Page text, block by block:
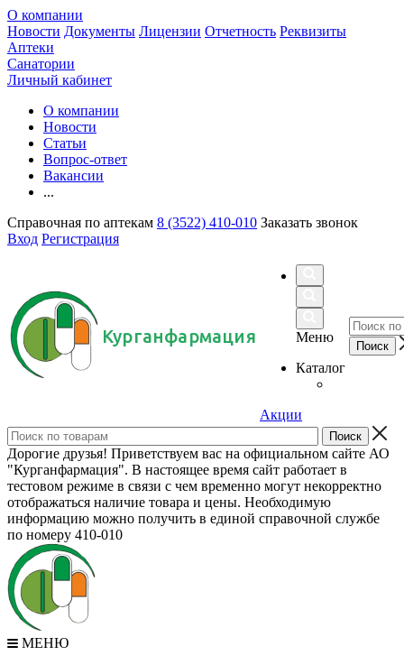
О компании
Новости Документы Лицензии Отчетность Реквизиты
Аптеки
Санатории
Личный кабинет
О компании
Новости
Статьи
Вопрос-ответ
Вакансии
...
Справочная по аптекам 8 (3522) 410-010 Заказать звонок
Вход Регистрация
Курганфармация
Меню
Каталог
Акции
Дорогие друзья! Приветствуем вас на официальном сайте АО
"Курганфармация". В настоящее время сайт работает в
тестовом режиме в связи с чем временно могут некорректно
отображаться наличие товара и цены. Необходимую
информацию можно получить в единой справочной службе
по номеру 410-010
МЕНЮ